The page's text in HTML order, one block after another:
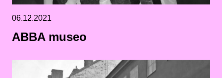
06.12.2021
ABBA museo